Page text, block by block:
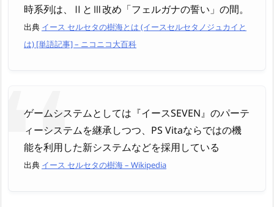
時系列は、ⅡとⅢ改め「フェルガナの誓い」の間。
出典 イース セルセタの樹海とは (イースセルセタノジュカイと
は) [単語記事] – ニコニコ大百科
ゲームシステムとしては『イースSEVEN』のパーテ
ィーシステムを継承しつつ、PS Vitaならではの機
能を利用した新システムなどを採用している
出典 イース セルセタの樹海 – Wikipedia